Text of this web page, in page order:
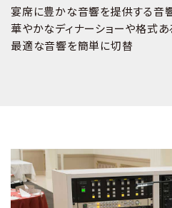
宴席に豊かな音響を提供する音
華やかなディナーショーや格式
最適な音響を簡単に切替